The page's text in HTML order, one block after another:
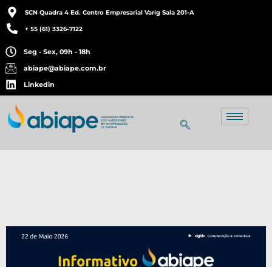
SCN Quadra 4 Ed. Centro Empresarial Varig Sala 201-A
+ 55 (61) 3326-7122
Seg - Sex, 09h - 18h
abiape@abiape.com.br
Linkedin